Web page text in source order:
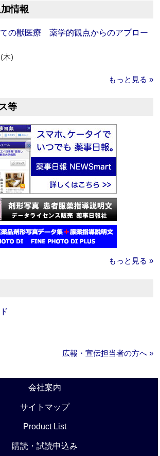
情報
ての獣医療 薬学的観点からのアプロー
木)
もっと見る »
等
もっと見る »
広報・宣伝担当者の方へ »
会社案内
サイトマップ
Product List
購読・試読申込み